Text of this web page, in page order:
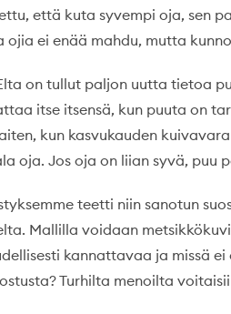
että kuta syvempi oja, sen
ojia ei enää mahdu, mutta
on tullut paljon uutta tietoa
itse itsensä, kun puuta on
kun kasvukauden
oja. Jos oja on liian syvä, puu
teetti niin sanotun
Mallilla voidaan
kannattavaa ja missä
Turhilta menoilta